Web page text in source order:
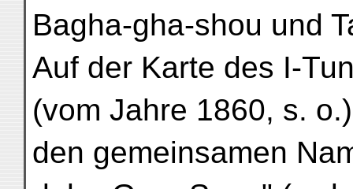
Bagha-gha-shou und
Auf der Karte des I-
(vom Jahre 1860, s.
den gemeinsamen